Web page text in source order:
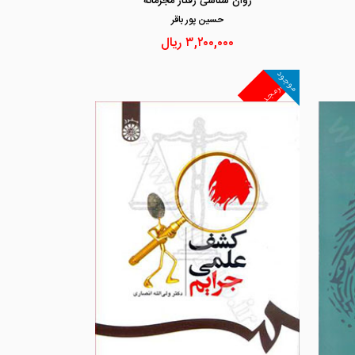
حسين پور باقر
۳,۲۰۰,۰۰۰ریال
غیرمجد
موجود